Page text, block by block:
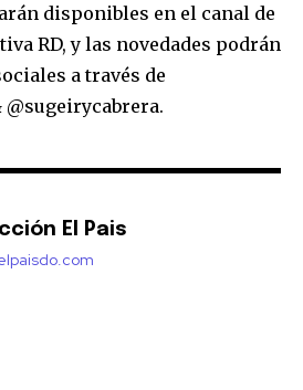
disponibles en el canal de
RD, y las novedades podrán
a través de
El Pais